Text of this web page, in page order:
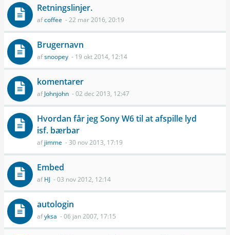
Retningslinjer.
afcoffee - 22 mar 2016, 20:19
Brugernavn
afsnoopey - 19 okt 2014, 12:14
komentarer
afJohnjohn - 02 dec 2013, 12:47
Hvordan får jeg Sony W6 til at afspille lyd
isf. bærbar
afjimme - 30 nov 2013, 17:19
Embed
afHJ - 03 nov 2012, 12:14
autologin
afyksa - 06 jan 2007, 17:15